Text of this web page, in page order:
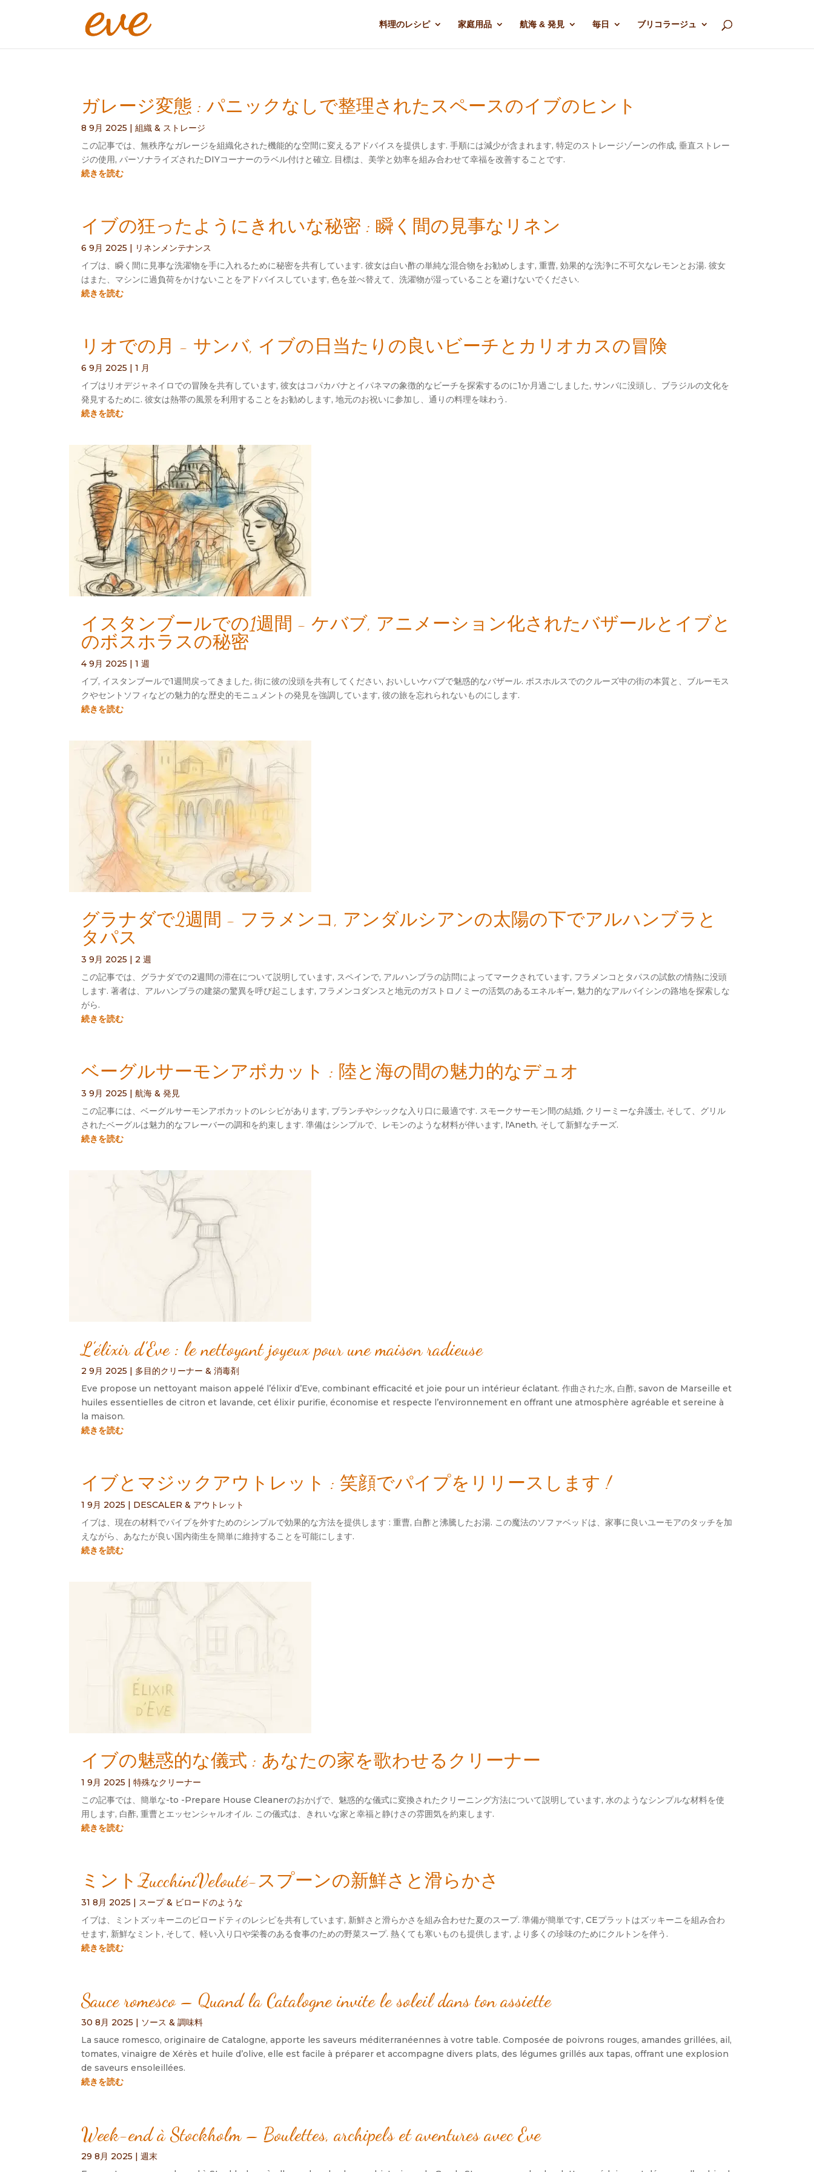
料理のレシピ 家庭用品 航海 & 発見 毎日 ブリコラージュ
ガレージ変態 : パニックなしで整理されたスペースのイブのヒント
8 9月 2025 |組織 & ストレージ
この記事では、無秩序なガレージを組織化された機能的な空間に変えるアドバイスを提供します. 手順には減少が含まれます, 特定のストレージゾーンの作成, 垂直ストレー
ジの使用, パーソナライズされたDIYコーナーのラベル付けと確立. 目標は、美学と効率を組み合わせて幸福を改善することです.
続きを読む
イブの狂ったようにきれいな秘密 : 瞬く間の見事なリネン
6 9月 2025 | リネンメンテナンス
イブは、瞬く間に見事な洗濯物を手に入れるために秘密を共有しています. 彼女は白い酢の単純な混合物をお勧めします, 重曹, 効果的な洗浄に不可欠なレモンとお湯. 彼女
はまた、マシンに過負荷をかけないことをアドバイスしています, 色を並べ替えて、洗濯物が湿っていることを避けないでください.
続きを読む
リオでの月 - サンバ, イブの日当たりの良いビーチとカリオカスの冒険
6 9月 2025 |1 月
イブはリオデジャネイロでの冒険を共有しています, 彼女はコパカバナとイパネマの象徴的なビーチを探索するのに1か月過ごしました, サンバに没頭し、ブラジルの文化を
発見するために. 彼女は熱帯の風景を利用することをお勧めします, 地元のお祝いに参加し、通りの料理を味わう.
続きを読む
イスタンブールでの1週間 - ケバブ, アニメーション化されたバザールとイブと
のボスホラスの秘密
4 9月 2025 |1 週
イブ, イスタンブールで1週間戻ってきました, 街に彼の没頭を共有してください, おいしいケバブで魅惑的なバザール. ボスホルスでのクルーズ中の街の本質と、ブルーモス
クやセントソフィなどの魅力的な歴史的モニュメントの発見を強調しています, 彼の旅を忘れられないものにします.
続きを読む
グラナダで2週間 - フラメンコ, アンダルシアンの太陽の下でアルハンブラと
タパス
3 9月 2025 | 2 週
この記事では、グラナダでの2週間の滞在について説明しています, スペインで, アルハンブラの訪問によってマークされています, フラメンコとタパスの試飲の情熱に没頭
します. 著者は、アルハンブラの建築の驚異を呼び起こします, フラメンコダンスと地元のガストロノミーの活気のあるエネルギー, 魅力的なアルバイシンの路地を探索しな
がら.
続きを読む
ベーグルサーモンアボカット : 陸と海の間の魅力的なデュオ
3 9月 2025 |航海 & 発見
この記事には、ベーグルサーモンアボカットのレシピがあります, ブランチやシックな入り口に最適です. スモークサーモン間の結婚, クリーミーな弁護士, そして、グリル
されたベーグルは魅力的なフレーバーの調和を約束します. 準備はシンプルで、レモンのような材料が伴います, l'Aneth, そして新鮮なチーズ.
続きを読む
L’élixir d’Eve: le nettoyant joyeux pour une maison radieuse
2 9月 2025 | 多目的クリーナー & 消毒剤
Eve propose un nettoyant maison appelé l’élixir d’Eve,combinant efficacité et joie pour un intérieur éclatant. 作曲された水, 白酢,savon de Marseille et
huiles essentielles de citron et lavande,cet élixir purifie,économise et respecte l’environnement en offrant une atmosphère agréable et sereine à
la maison.
続きを読む
イブとマジックアウトレット : 笑顔でパイプをリリースします !
1 9月 2025 | DESCALER & アウトレット
イブは、現在の材料でパイプを外すためのシンプルで効果的な方法を提供します : 重曹, 白酢と沸騰したお湯. この魔法のソファベッドは、家事に良いユーモアのタッチを加
えながら、あなたが良い国内衛生を簡単に維持することを可能にします.
続きを読む
イブの魅惑的な儀式 : あなたの家を歌わせるクリーナー
1 9月 2025 |特殊なクリーナー
この記事では、簡単な-to -Prepare House Cleanerのおかげで、魅惑的な儀式に変換されたクリーニング方法について説明しています, 水のようなシンプルな材料を使
用します, 白酢, 重曹とエッセンシャルオイル. この儀式は、きれいな家と幸福と静けさの雰囲気を約束します.
続きを読む
ミントZucchiniVelouté-スプーンの新鮮さと滑らかさ
31 8月 2025 | スープ & ビロードのような
イブは、ミントズッキーニのビロードティのレシピを共有しています, 新鮮さと滑らかさを組み合わせた夏のスープ. 準備が簡単です, CEプラットはズッキーニを組み合わ
せます, 新鮮なミント, そして、軽い入り口や栄養のある食事のための野菜スープ. 熱くても寒いものも提供します, より多くの珍味のためにクルトンを伴う.
続きを読む
Sauce romesco – Quand la Catalogne invite le soleil dans ton assiette
30 8月 2025 | ソース & 調味料
La sauce romesco,originaire de Catalogne,apporte les saveurs méditerranéennes à votre table.Composée de poivrons rouges,amandes grillées,ail,
tomates,vinaigre de Xérès et huile d’olive,elle est facile à préparer et accompagne divers plats,des légumes grillés aux tapas,offrant une explosion
de saveurs ensoleillées.
続きを読む
Week-end à Stockholm – Boulettes,archipels et aventures avec Eve
29 8月 2025 |週末